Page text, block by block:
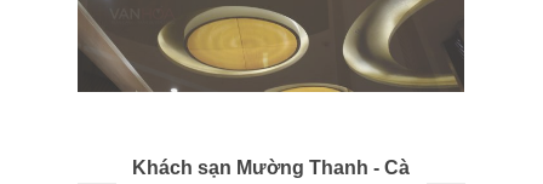
Khách sạn Mường Thanh - Cà